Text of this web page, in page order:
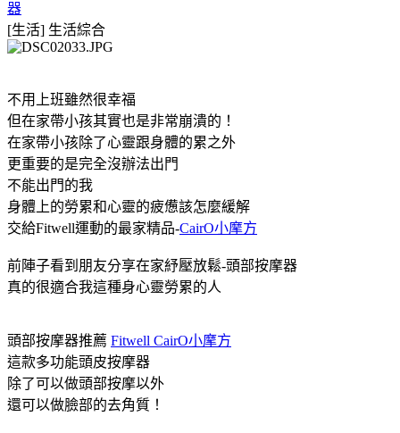
器
[生活] 生活綜合
不用上班雖然很幸福
但在家帶小孩其實也是非常崩潰的！
在家帶小孩除了心靈跟身體的累之外
更重要的是完全沒辦法出門
不能出門的我
身體上的勞累和心靈的疲憊該怎麼緩解
交給Fitwell運動的最家精品-CairO小摩方
前陣子看到朋友分享在家紓壓放鬆-頭部按摩器
真的很適合我這種身心靈勞累的人
頭部按摩器推薦 Fitwell CairO小摩方
這款多功能頭皮按摩器
除了可以做頭部按摩以外
還可以做臉部的去角質！